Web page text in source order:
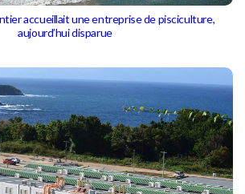
accueillait une entreprise de pisciculture,
aujourd’hui disparue